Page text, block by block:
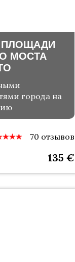
ПЛОЩАДИ
МОСТА
города на
70 отзывов
135 €